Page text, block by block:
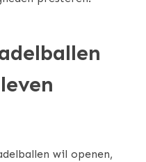
wil openen,